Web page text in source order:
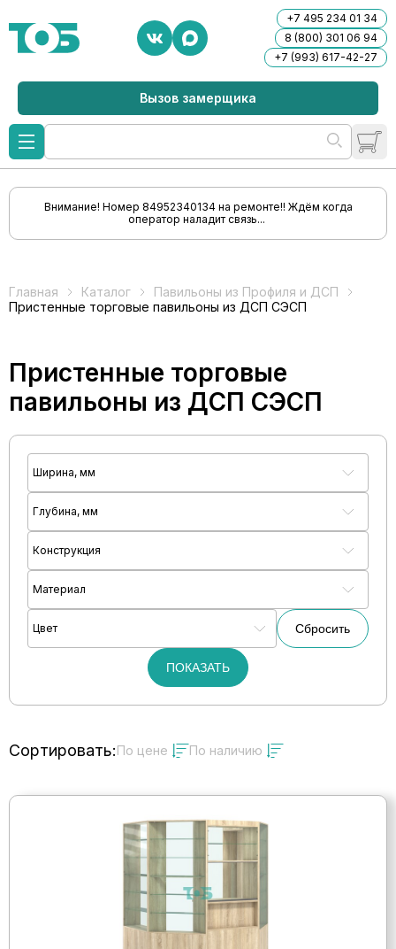
+7 495 234 01 34
8 (800) 301 06 94
+7 (993) 617-42-27
Вызов замерщика
Внимание! Номер 84952340134 на ремонте!! Ждём когда
оператор наладит связь...
Главная Каталог
Павильоны из Профиля и ДСП
Пристенные торговые павильоны из ДСП СЭСП
Пристенные торговые
павильоны из ДСП СЭСП
Ширина, мм
Глубина, мм
Конструкция
Материал
Цвет Сбросить
ПОКАЗАТЬ
Сортировать:По цене По наличию